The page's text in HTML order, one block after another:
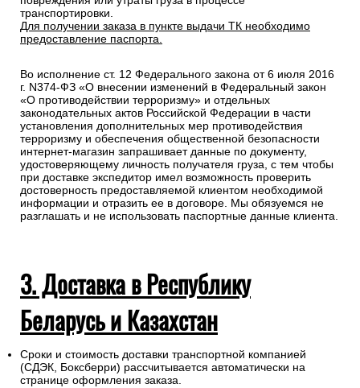
транспортировки.
Для получении заказа в пункте выдачи ТК необходимо
предоставление паспорта.
Во исполнение ст. 12 Федерального закона от 6 июля 2016
г. N374-ФЗ «О внесении изменений в Федеральный закон
«О противодействии терроризму» и отдельных
законодательных актов Российской Федерации в части
установления дополнительных мер противодействия
терроризму и обеспечения общественной безопасности
интернет-магазин запрашивает данные по документу,
удостоверяющему личность получателя груза, с тем чтобы
при доставке экспедитор имел возможность проверить
достоверность предоставляемой клиентом необходимой
информации и отразить ее в договоре. Мы обязуемся не
разглашать и не использовать паспортные данные клиента.
3. Доставка в Республику
Беларусь и Казахстан
Сроки и стоимость доставки транспортной компанией
(СДЭК, Боксберри) рассчитывается автоматически на
странице оформления заказа.